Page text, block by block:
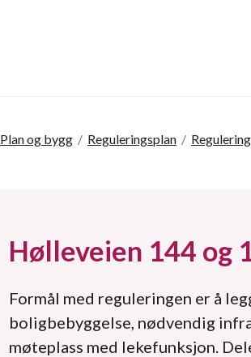
Plan og bygg / Reguleringsplan /
Hølleveien 144 og
Formål med reguleringen er å
boligbebyggelse, nødvendig
møteplass med lekefunksjon.